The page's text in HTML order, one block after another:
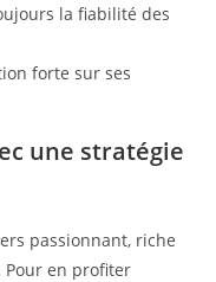
la fiabilité des
forte sur ses
une stratégie
passionnant, riche
Pour en profiter